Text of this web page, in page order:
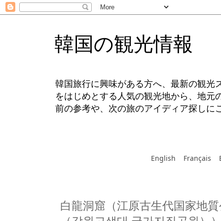
韓国の観光情報
韓国旅行に興味がある方へ、最新の観光
をはじめとする人気の観光地から、地
前の参考や、次の旅のアイディア探しに
English Français
白龍洞窟（江原古生代国家地